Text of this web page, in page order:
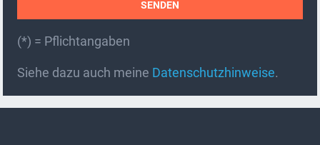
(*) = Pflichtangaben
A
t
Siehe dazu auch meine Datenschutzhinweise.